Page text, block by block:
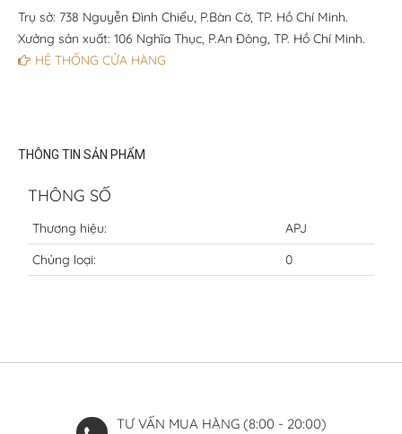
Trụ sở: 738 Nguyễn Đình Chiểu, P.Bàn Cờ, TP. Hồ Chí Minh.
Xưởng sản xuất: 106 Nghĩa Thục, P.An Đông, TP. Hồ Chí Minh.
HỆ THỐNG CỬA HÀNG
THÔNG TIN SẢN PHẨM
THÔNG SỐ
Thương hiệu:
APJ
Chủng loại:
0
TƯ VẤN MUA HÀNG (8:00 - 20:00)